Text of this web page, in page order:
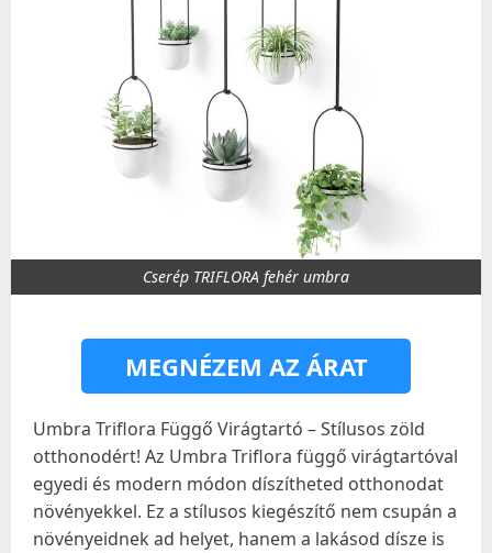
Cserép TRIFLORA fehér umbra
MEGNÉZEM AZ ÁRAT
Umbra Triflora Függő Virágtartó – Stílusos zöld
otthonodért! Az Umbra Triflora függő virágtartóval
egyedi és modern módon díszítheted otthonodat
növényekkel. Ez a stílusos kiegészítő nem csupán a
növényeidnek ad helyet, hanem a lakásod dísze is